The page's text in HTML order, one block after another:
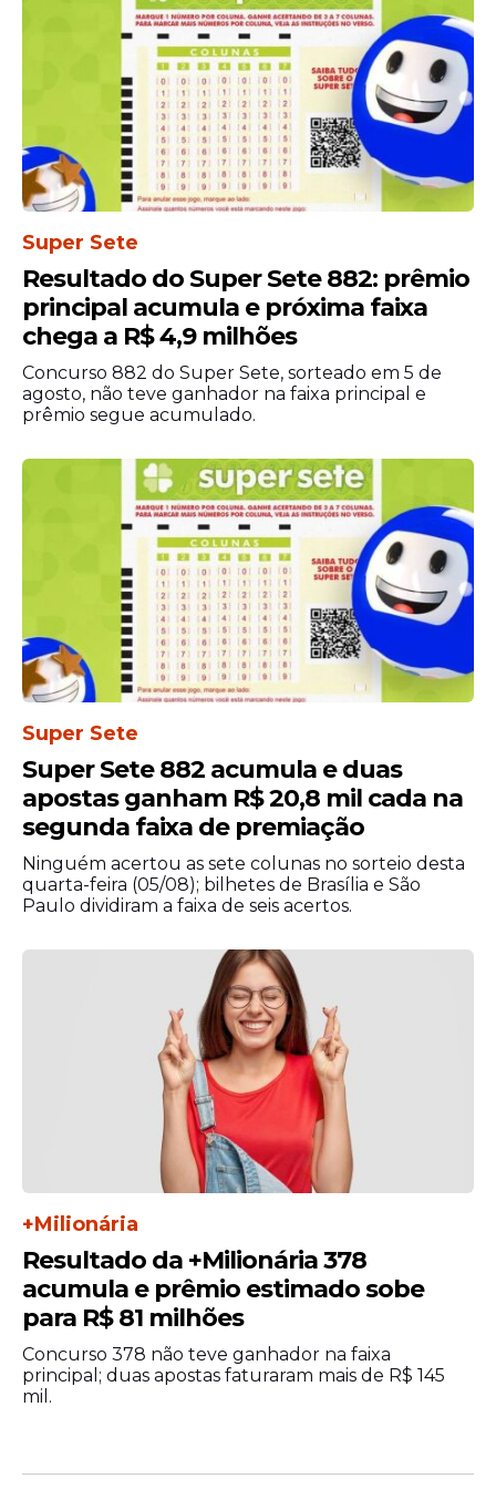
A consulta está disponível no aplicativo
Carteira de Trabalho Digital, no Portal
EmpregaBrasil, acessado pelo Gov.br, e
também pela Central Alô Trabalho, no
telefone 158.
Calendário do PIS/Pasep
O cronograma de pagamentos segue o
mês de nascimento do trabalhador. Confira
as próximas datas:
Janeiro — 16 de fevereiro
Fevereiro — 16 de março
Março e abril — 15 de abril
Agosto e setembro — 15 de junho
Outubro e novembro — 15 de julho
Dezembro — 17 de agosto
Como será feito o
pagamento
Os
vinculados à Caixa
Econômica Federal recebem o benefício,
preferencialmente, por crédito em conta
corrente, poupança ou conta digital. O
depósito também pode ser realizado
automaticamente na poupança social
digital movimentada pelo aplicativo Caixa
Super Sete
Resultado do Super Sete 882: prêmio
principal acumula e próxima faixa
chega a R$ 4,9 milhões
Concurso 882 do Super Sete, sorteado em 5 de
agosto, não teve ganhador na faixa principal e
prêmio segue acumulado.
Super Sete
Super Sete 882 acumula e duas
apostas ganham R$ 20,8 mil cada na
segunda faixa de premiação
Ninguém acertou as sete colunas no sorteio desta
quarta-feira (05/08); bilhetes de Brasília e São
Paulo dividiram a faixa de seis acertos.
+Milionária
Resultado da +Milionária 378
acumula e prêmio estimado sobe
para R$ 81 milhões
Concurso 378 não teve ganhador na faixa
principal; duas apostas faturaram mais de R$ 145
mil.